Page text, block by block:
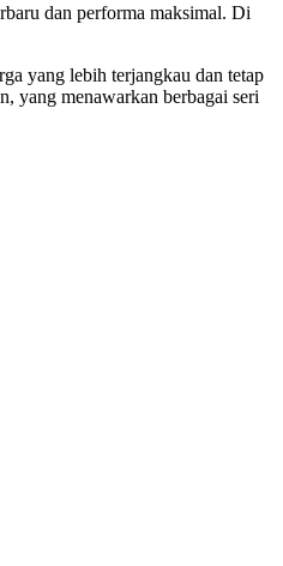
dan performa maksimal. Di
yang lebih terjangkau dan tetap
yang menawarkan berbagai seri